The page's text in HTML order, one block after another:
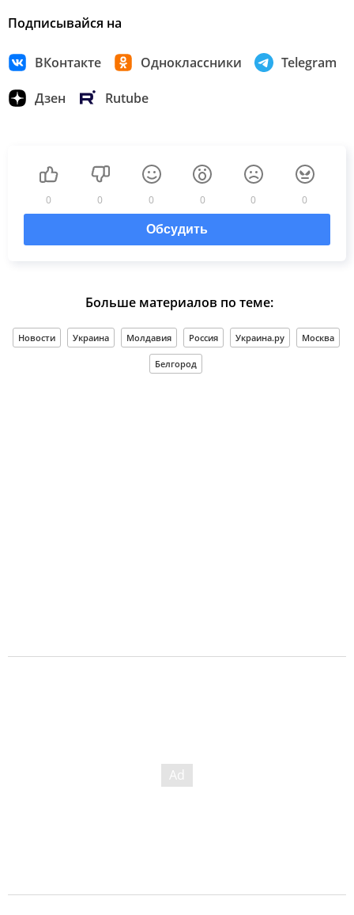
Подписывайся на
ВКонтакте Одноклассники Telegram
Дзен Rutube
0 0 0 0 0 0
Обсудить
Больше материалов по теме:
Новости Украина Молдавия Россия Украина.ру Москва
Белгород